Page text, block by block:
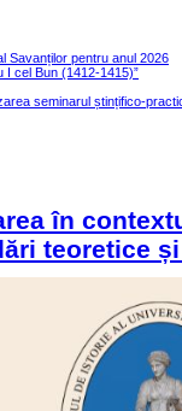
Savanților pentru anul 2026
I cel Bun (1412-1415)”
seminarul ștințifico-
în
teoretice